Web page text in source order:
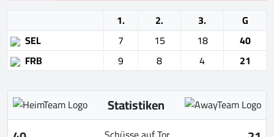
1. 2. 3.
G
SEL
7 15 18
40
FRB
9 8 4 21
Statistiken